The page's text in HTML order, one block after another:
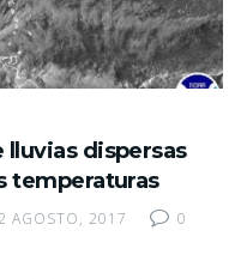
dispersas
temperaturas
AGOSTO, 2017 0